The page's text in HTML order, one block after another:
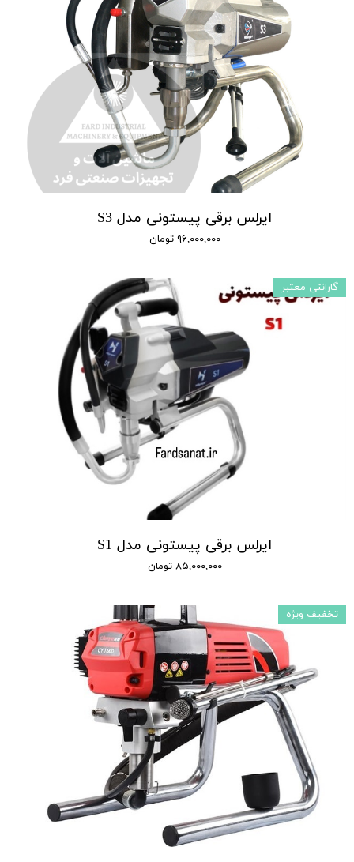
ایرلس برقی پیستونی مدل S3
۹۶,۰۰۰,۰۰۰ تومان
ایرلس برقی پیستونی مدل S1
۸۵,۰۰۰,۰۰۰ تومان
گارانتی معتبر
تخفیف ویژه